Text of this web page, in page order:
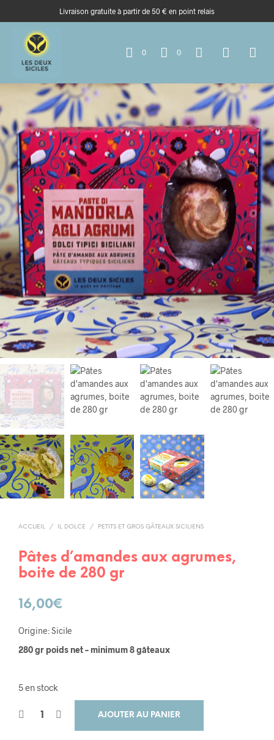
Livraison gratuite à partir de 50 € en point relais
0 0
ACCUEIL / IL DOLCE / PETITS ET GROS GÂTEAUX SICILIENS
Pâtes d’amandes aux agrumes,
boite de 280 gr
16,00€
Origine: Sicile
280 gr poids net – minimum 8 gâteaux
5 en stock
AJOUTER AU PANIER